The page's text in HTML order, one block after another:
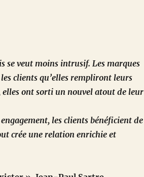
se veut moins intrusif. Les marques
clients qu’elles rempliront leurs
ont sorti un nouvel atout de leur
les clients bénéficient de
crée une relation enrichie et